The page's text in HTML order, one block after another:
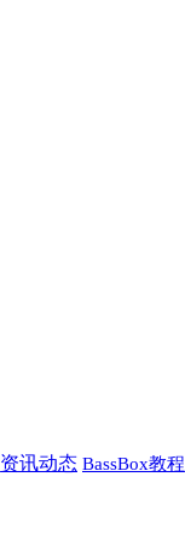
资讯动态 BassBox教程